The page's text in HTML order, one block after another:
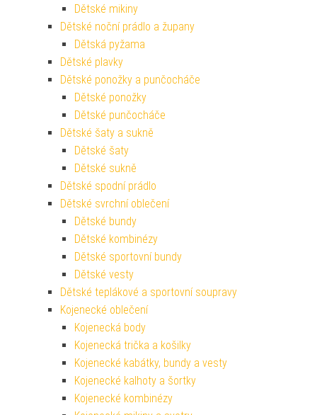
Dětské mikiny
Dětské noční prádlo a župany
Dětská pyžama
Dětské plavky
Dětské ponožky a punčocháče
Dětské ponožky
Dětské punčocháče
Dětské šaty a sukně
Dětské šaty
Dětské sukně
Dětské spodní prádlo
Dětské svrchní oblečení
Dětské bundy
Dětské kombinézy
Dětské sportovní bundy
Dětské vesty
Dětské teplákové a sportovní soupravy
Kojenecké oblečení
Kojenecká body
Kojenecká trička a košilky
Kojenecké kabátky, bundy a vesty
Kojenecké kalhoty a šortky
Kojenecké kombinézy